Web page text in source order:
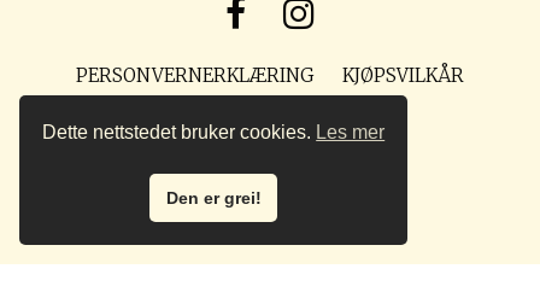
PERSONVERNERKLÆRING KJØPSVILKÅR
POST@PREPPMAGASIN.NO
Dette nettstedet bruker cookies. Les mer
Den er grei!